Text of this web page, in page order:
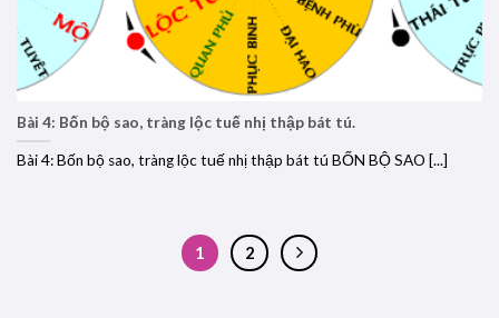
Bài 4: Bốn bộ sao, tràng lộc tuế nhị thập bát tú.
Bài 4: Bốn bộ sao, tràng lộc tuế nhị thập bát tú BỐN BỘ SAO [...]
1 2